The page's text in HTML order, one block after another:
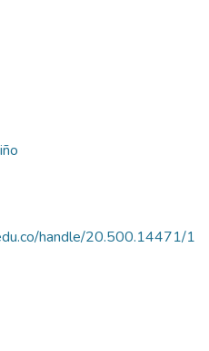
handle/20.500.14471/1